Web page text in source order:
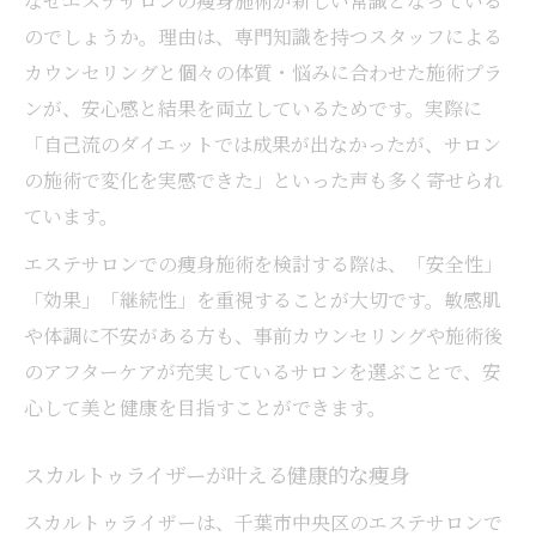
のでしょうか。理由は、専門知識を持つスタッフによる
カウンセリングと個々の体質・悩みに合わせた施術プラ
ンが、安心感と結果を両立しているためです。実際に
「自己流のダイエットでは成果が出なかったが、サロン
の施術で変化を実感できた」といった声も多く寄せられ
ています。
エステサロンでの痩身施術を検討する際は、「安全性」
「効果」「継続性」を重視することが大切です。敏感肌
や体調に不安がある方も、事前カウンセリングや施術後
のアフターケアが充実しているサロンを選ぶことで、安
心して美と健康を目指すことができます。
スカルトゥライザーが叶える健康的な痩身
スカルトゥライザーは、千葉市中央区のエステサロンで